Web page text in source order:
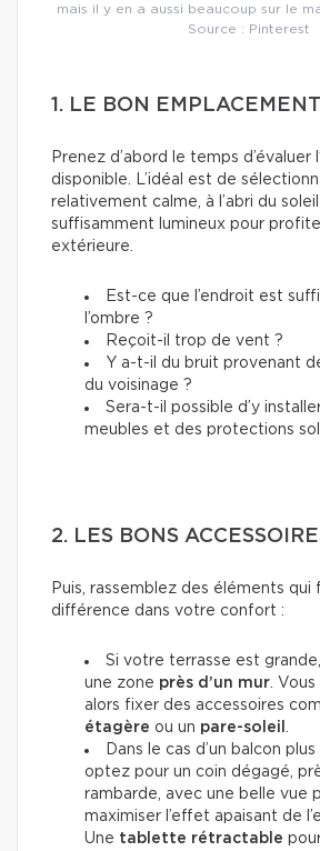
mais il y en a aussi beaucoup sur le
Source : Pinterest
1. LE BON EMPLACEMENT
Prenez d’abord le temps d’évaluer
disponible. L’idéal est de
relativement calme, à l’abri du
suffisamment lumineux pour
extérieure.
Est-ce que l’endroit est
l’ombre ?
Reçoit-il trop de vent ?
Y a-t-il du bruit provenant
du voisinage ?
Sera-t-il possible d’y
meubles et des protections
2. LES BONS
Puis, rassemblez des éléments
différence dans votre confort :
Si votre terrasse est
une zone près d’un mur .
alors fixer des accessoires
étagère ou un pare-soleil
Dans le cas d’un balcon
optez pour un coin dégagé,
rambarde, avec une belle vue
maximiser l’effet apaisant de
Une tablette rétractable